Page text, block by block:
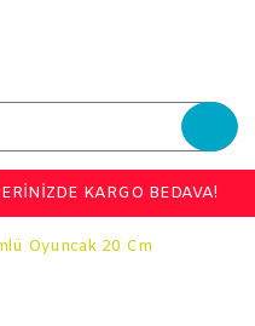
KARGO BEDAVA!